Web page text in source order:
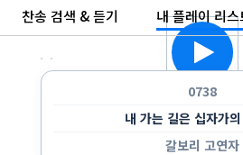
찬송 검색 & 듣기 내 플레이 리스
순서대로 한 번 듣기
순서대로 반복 듣기
랜덤으로 듣기
한 곡만 반복 듣기
0738
내 가는 길은 십자가
갈보리 고연자